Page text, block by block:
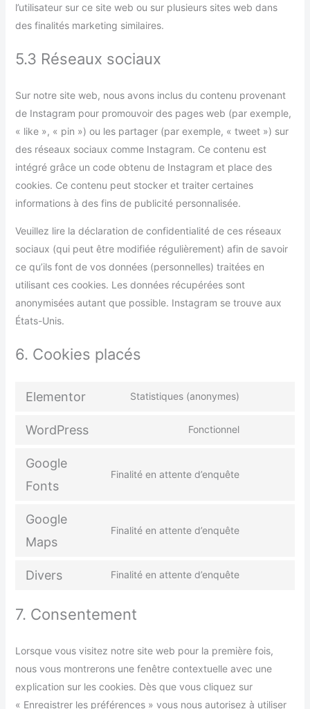
l’utilisateur sur ce site web ou sur plusieurs sites web dans
des finalités marketing similaires.
5.3 Réseaux sociaux
Sur notre site web, nous avons inclus du contenu provenant
de Instagram pour promouvoir des pages web (par exemple,
« like », « pin ») ou les partager (par exemple, « tweet ») sur
des réseaux sociaux comme Instagram. Ce contenu est
intégré grâce un code obtenu de Instagram et place des
cookies. Ce contenu peut stocker et traiter certaines
informations à des fins de publicité personnalisée.
Veuillez lire la déclaration de confidentialité de ces réseaux
sociaux (qui peut être modifiée régulièrement) afin de savoir
ce qu’ils font de vos données (personnelles) traitées en
utilisant ces cookies. Les données récupérées sont
anonymisées autant que possible. Instagram se trouve aux
États-Unis.
6. Cookies placés
Elementor Statistiques (anonymes)
WordPress Fonctionnel
Google
Fonts
Finalité en attente d’enquête
Google
Maps
Finalité en attente d’enquête
Divers Finalité en attente d’enquête
7. Consentement
Lorsque vous visitez notre site web pour la première fois,
nous vous montrerons une fenêtre contextuelle avec une
explication sur les cookies. Dès que vous cliquez sur
« Enregistrer les préférences » vous nous autorisez à utiliser